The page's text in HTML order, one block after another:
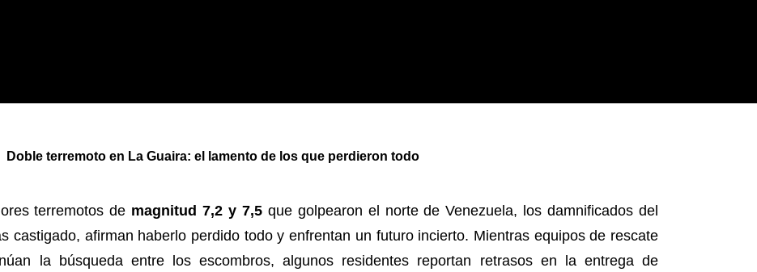
Doble terremoto en La Guaira: el lamento de los que perdieron todo
terremotos de magnitud 7,2 y 7,5que golpearon el norte de Venezuela, los damnificados del
castigado, afirman haberlo perdido todo y enfrentan un futuro incierto. Mientras equipos de rescate
la búsqueda entre los escombros, algunos residentes reportan retrasos en la entrega de